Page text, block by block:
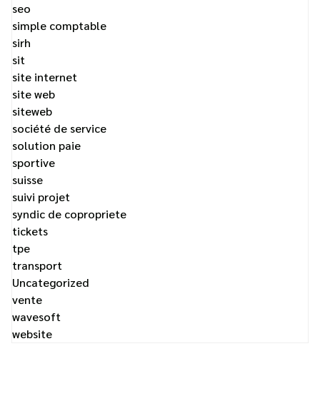
seo
simple comptable
sirh
sit
site internet
site web
siteweb
société de service
solution paie
sportive
suisse
suivi projet
syndic de copropriete
tickets
tpe
transport
Uncategorized
vente
wavesoft
website